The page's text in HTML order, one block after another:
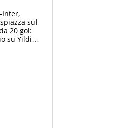
Inter,
sul
20 gol:
su Yildiz